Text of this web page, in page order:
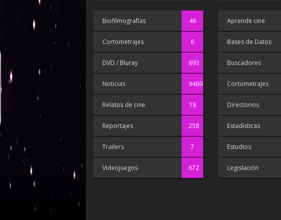
Biofilmografías 46
Cortometrajes 6
DVD / Bluray 693
Noticias 9469
Relatos de cine 18
Reportajes 258
Trailers 7
Videojuegos 672
Aprende cine
Bases de Datos
Buscadores
Cortometrajes
Directorios
Estadísticas
Estudios
Legislación